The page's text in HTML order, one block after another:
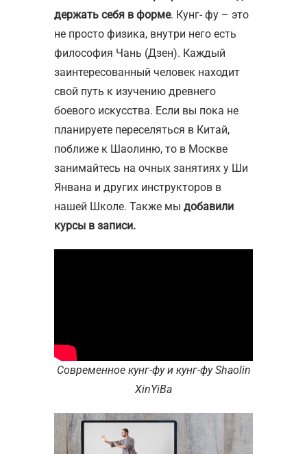
держать себя в форме. Кунг- фу – это
не просто физика, внутри него есть
философия Чань (Дзен). Каждый
заинтересованный человек находит
свой путь к изучению древнего
боевого искусства. Если вы пока не
планируете переселяться в Китай,
поближе к Шаолиню, то в Москве
занимайтесь на очных занятиях у Ши
Янвана и других инструкторов в
нашей Школе. Также мы добавили
курсы в записи.
Современное кунг-фу и кунг-фу Shaolin
XinYiBa